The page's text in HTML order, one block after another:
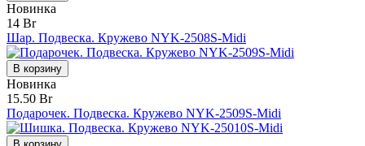
Новинка
14 Br
Шар. Подвеска. Кружево NYK-2508S-Midi
В корзину
Новинка
15.50 Br
Подарочек. Подвеска. Кружево NYK-2509S-Midi